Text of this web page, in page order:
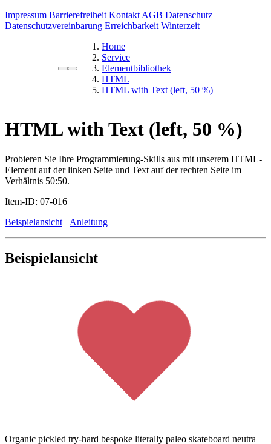
Impressum Barrierefreiheit Kontakt AGB Datenschutz
Datenschutzvereinbarung Erreichbarkeit Winterzeit
Home
Service
Elementbibliothek
HTML
HTML with Text (left, 50 %)
HTML with Text (left, 50 %)
Probieren Sie Ihre Programmierung-Skills aus mit unserem HTML-
Element auf der linken Seite und Text auf der rechten Seite im
Verhältnis 50:50.
Item-ID: 07-016
Beispielansicht
Anleitung
Beispielansicht
Organic pickled try-hard bespoke literally paleo skateboard neutra